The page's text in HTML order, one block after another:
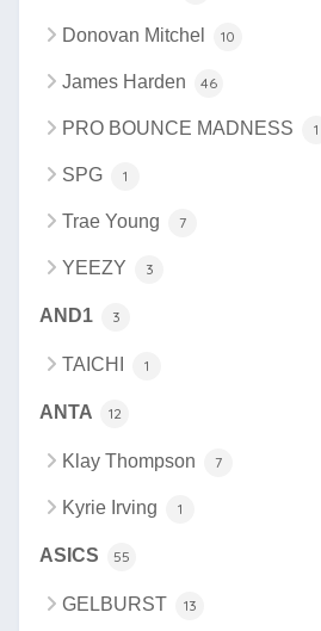
Donovan Mitchel 10
James Harden 46
PRO BOUNCE MADNESS 1
SPG 1
Trae Young 7
YEEZY 3
AND1 3
TAICHI 1
ANTA 12
Klay Thompson 7
Kyrie Irving 1
ASICS 55
GELBURST 13